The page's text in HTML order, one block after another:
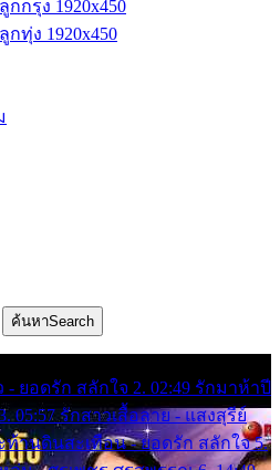
ค้นหาSearch
- ยอดรัก สลักใจ 2. 02:49 รักมาห้าปี
05:57 รักสาวเสื้อลาย - แสงสุรีย์
ท้านดินสะเทือน - ยอดรัก สลักใจ 5.